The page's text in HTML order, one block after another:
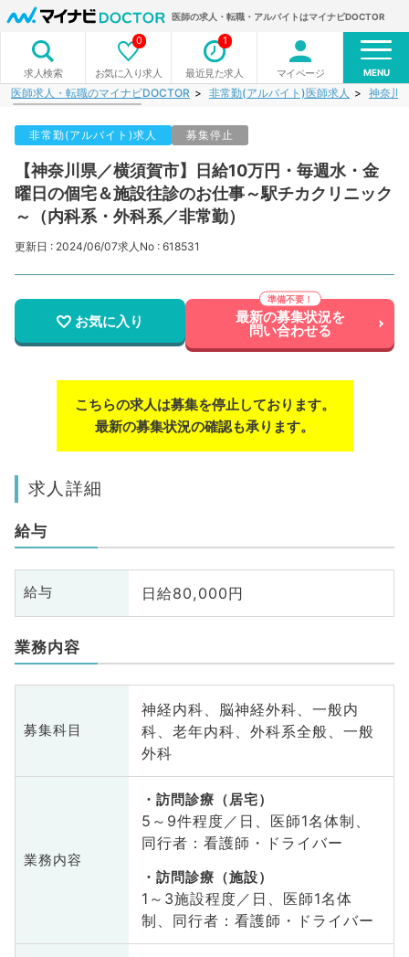
医師の求人・転職・アルバイトはマイナビDOCTOR
求人検索 お気に入り求人
0
最近見た求人
1
マイページ MENU
医師求人・転職のマイナビDOCTOR 非常勤(アルバイト)医師求人 神奈川
非常勤(アルバイト)求人 募集停止
【神奈川県／横須賀市】日給10万円・毎週水・金
曜日の個宅＆施設往診のお仕事～駅チカクリニック
～（内科系・外科系／非常勤）
更新日 : 2024/06/07求人No : 618531
お気に入り 最新の募集状況を
問い合わせる
こちらの求人は募集を停止しております。
最新の募集状況の確認も承ります。
求人詳細
給与
給与 日給80,000円
業務内容
募集科目
神経内科、脳神経外科、一般内
科、老年内科、外科系全般、一般
外科
業務内容
訪問診療（居宅）
5～9件程度／日、医師1名体制、
同行者：看護師・ドライバー
訪問診療（施設）
1～3施設程度／日、医師1名体
制、同行者：看護師・ドライバー